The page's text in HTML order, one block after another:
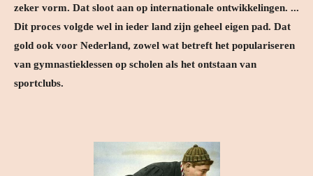
zeker vorm. Dat sloot aan op internationale ontwikkelingen. ...
Dit proces volgde wel in ieder land zijn geheel eigen pad. Dat
gold ook voor Nederland, zowel wat betreft het populariseren
van gymnastieklessen op scholen als het ontstaan van
sportclubs.